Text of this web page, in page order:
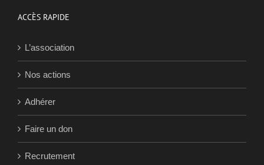
ACCÈS RAPIDE
L’association
Nos actions
Adhérer
Faire un don
Recrutement